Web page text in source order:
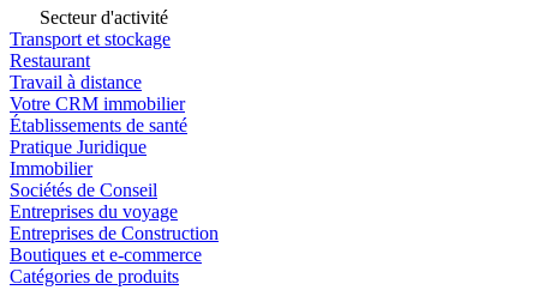
Secteur d'activité
Transport et stockage
Restaurant
Travail à distance
Votre CRM immobilier
Établissements de santé
Pratique Juridique
Immobilier
Sociétés de Conseil
Entreprises du voyage
Entreprises de Construction
Boutiques et e-commerce
Catégories de produits